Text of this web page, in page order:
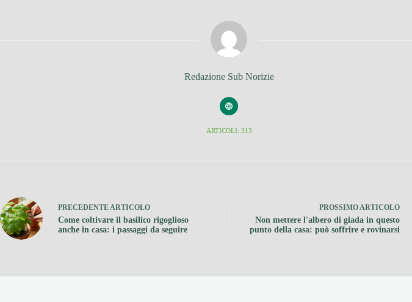
Redazione Sub Norizie
ARTICOLI: 313
PRECEDENTEARTICOLO
Come coltivare il basilico rigoglioso
anche in casa: i passaggi da seguire
PROSSIMOARTICOLO
Non mettere l'albero di giada in questo
punto della casa: può soffrire e rovinarsi